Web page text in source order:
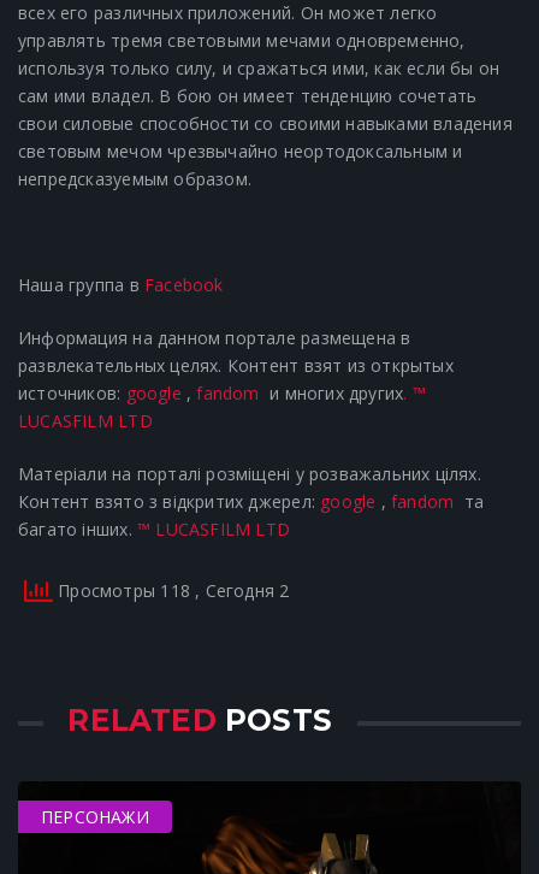
всех его различных приложений. Он может легко
управлять тремя световыми мечами одновременно,
используя только силу, и сражаться ими, как если бы он
сам ими владел. В бою он имеет тенденцию сочетать
свои силовые способности со своими навыками владения
световым мечом чрезвычайно неортодоксальным и
непредсказуемым образом.
Наша группа в Facebook
Информация на данном портале размещена в
развлекательных целях. Контент взят из открытых
источников: google ,fandom и многих других. ™
LUCASFILM LTD
Матеріали на порталі розміщені у розважальних цілях.
Контент взято з відкритих джерел: google ,fandom та
багато інших. ™ LUCASFILM LTD
Просмотры 118 , Сегодня 2
RELATED POSTS
ПЕРСОНАЖИ